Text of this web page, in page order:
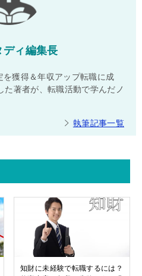
ディ編集長
獲得＆年収アップ転職に成
著者が、転職活動で学んだノ
執筆記事一覧
知財に未経験で転職するには？